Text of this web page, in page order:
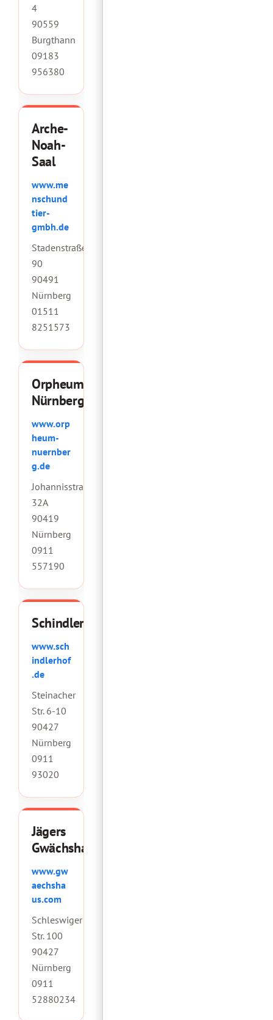
4
90559
Burgthann
09183
956380
Arche-
Noah-
Saal
www.me
nschund
tier-
gmbh.de
Stadenstraße
90
90491
Nürnberg
01511
8251573
Orpheum
Nürnberg
www.orp
heum-
nuernber
g.de
Johannisstraße
32A
90419
Nürnberg
0911
557190
Schindlerhof
www.sch
indlerhof
.de
Steinacher
Str. 6-10
90427
Nürnberg
0911
93020
Jägers
Gwächshaus
www.gw
aechsha
us.com
Schleswiger
Str. 100
90427
Nürnberg
0911
52880234